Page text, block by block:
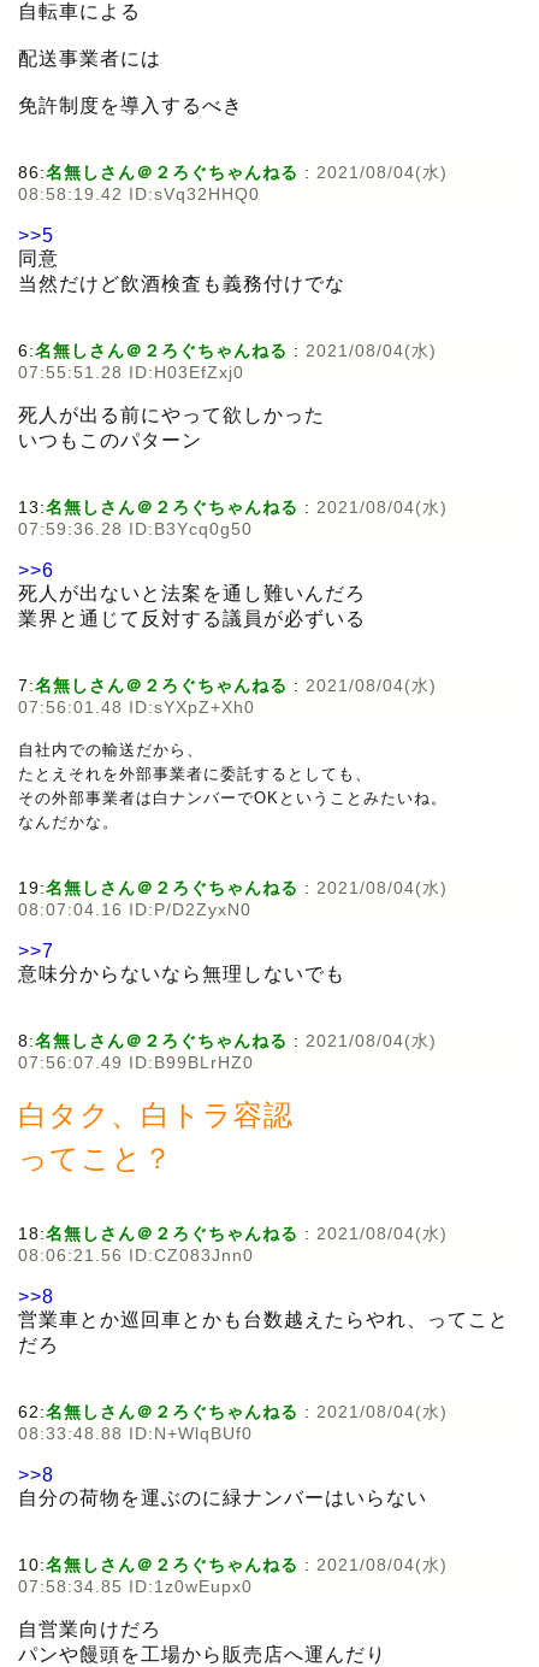
自転車による
配送事業者には
免許制度を導入するべき
86:名無しさん＠２ろぐちゃんねる : 2021/08/04(水)
08:58:19.42 ID:sVq32HHQ0
>>5
同意
当然だけど飲酒検査も義務付けでな
6:名無しさん＠２ろぐちゃんねる : 2021/08/04(水)
07:55:51.28 ID:H03EfZxj0
死人が出る前にやって欲しかった
いつもこのパターン
13:名無しさん＠２ろぐちゃんねる : 2021/08/04(水)
07:59:36.28 ID:B3Ycq0g50
>>6
死人が出ないと法案を通し難いんだろ
業界と通じて反対する議員が必ずいる
7:名無しさん＠２ろぐちゃんねる : 2021/08/04(水)
07:56:01.48 ID:sYXpZ+Xh0
自社内での輸送だから、
たとえそれを外部事業者に委託するとしても、
その外部事業者は白ナンバーでOKということみたいね。
なんだかな。
19:名無しさん＠２ろぐちゃんねる : 2021/08/04(水)
08:07:04.16 ID:P/D2ZyxN0
>>7
意味分からないなら無理しないでも
8:名無しさん＠２ろぐちゃんねる : 2021/08/04(水)
07:56:07.49 ID:B99BLrHZ0
白タク、白トラ容認
ってこと？
18:名無しさん＠２ろぐちゃんねる : 2021/08/04(水)
08:06:21.56 ID:CZ083Jnn0
>>8
営業車とか巡回車とかも台数越えたらやれ、ってこと
だろ
62:名無しさん＠２ろぐちゃんねる : 2021/08/04(水)
08:33:48.88 ID:N+WlqBUf0
>>8
自分の荷物を運ぶのに緑ナンバーはいらない
10:名無しさん＠２ろぐちゃんねる : 2021/08/04(水)
07:58:34.85 ID:1z0wEupx0
自営業向けだろ
パンや饅頭を工場から販売店へ運んだり